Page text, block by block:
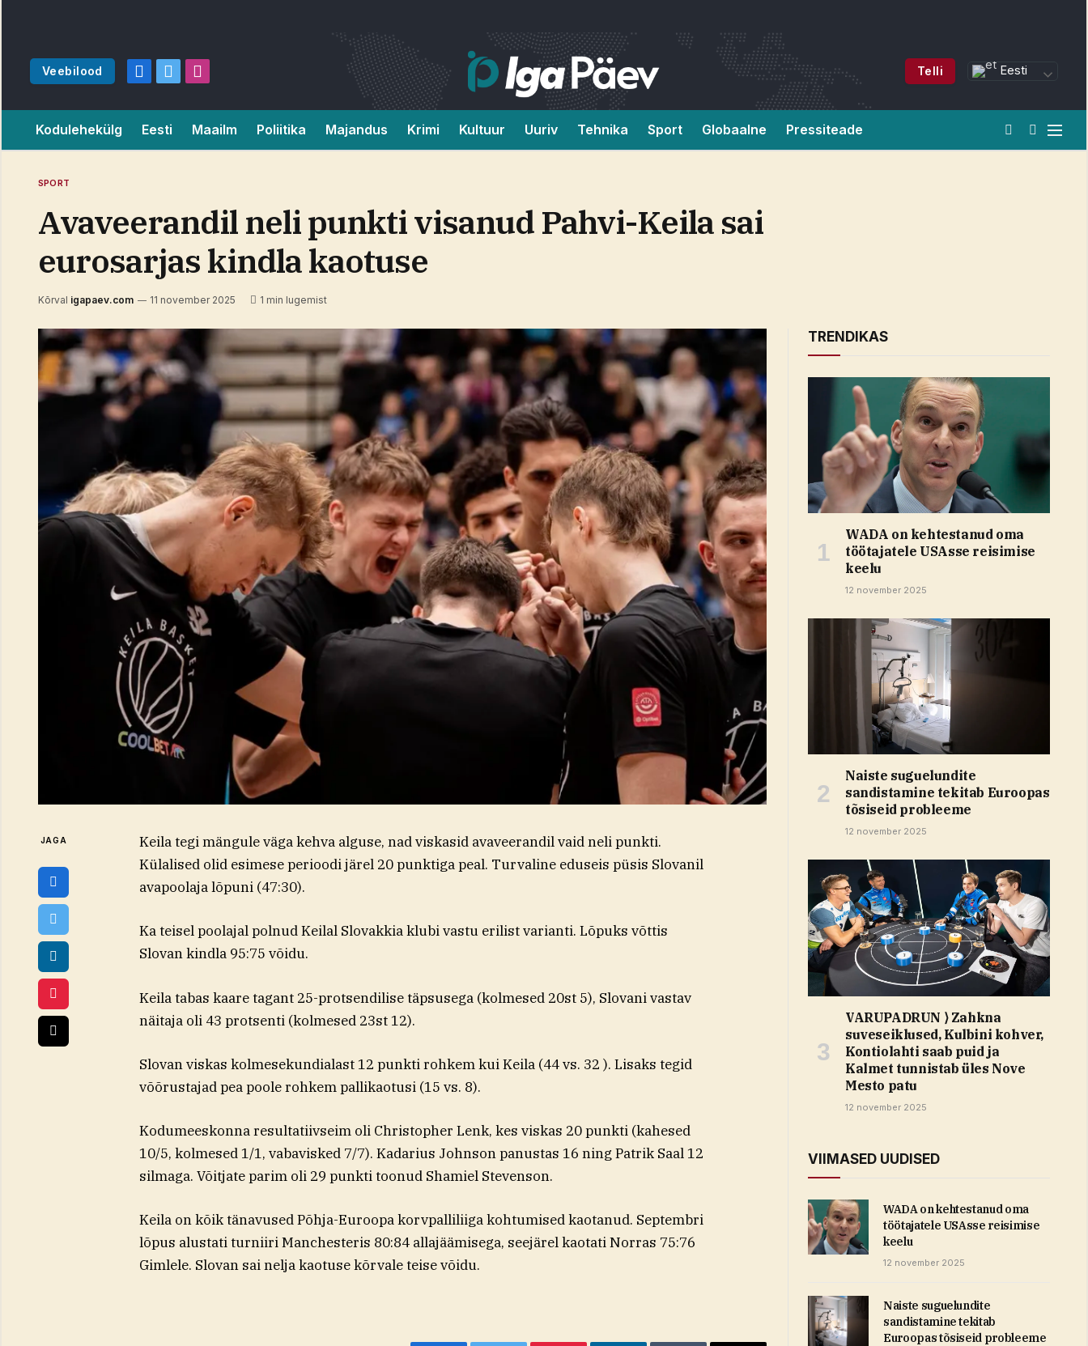
Veebilood
Facebook
X
Instagram
Telli Eesti
Kodulehekülg Eesti Maailm Poliitika Majandus Krimi Kultuur Uuriv Tehnika Sport Globaalne Pressiteade
SPORT
Avaveerandil neli punkti visanud Pahvi-Keila sai
eurosarjas kindla kaotuse
Kõrval igapaev.com 11 november 2025 1 min lugemist
JAGA
Keila tegi mängule väga kehva alguse, nad viskasid avaveerandil vaid neli punkti.
Külalised olid esimese perioodi järel 20 punktiga peal. Turvaline eduseis püsis Slovanil
avapoolaja lõpuni (47:30).
Ka teisel poolajal polnud Keilal Slovakkia klubi vastu erilist varianti. Lõpuks võttis
Slovan kindla 95:75 võidu.
Keila tabas kaare tagant 25-protsendilise täpsusega (kolmesed 20st 5), Slovani vastav
näitaja oli 43 protsenti (kolmesed 23st 12).
Slovan viskas kolmesekundialast 12 punkti rohkem kui Keila (44 vs. 32 ). Lisaks tegid
võõrustajad pea poole rohkem pallikaotusi (15 vs. 8).
Kodumeeskonna resultatiivseim oli Christopher Lenk, kes viskas 20 punkti (kahesed
10/5, kolmesed 1/1, vabavisked 7/7). Kadarius Johnson panustas 16 ning Patrik Saal 12
silmaga. Võitjate parim oli 29 punkti toonud Shamiel Stevenson.
Keila on kõik tänavused Põhja-Euroopa korvpalliliiga kohtumised kaotanud. Septembri
lõpus alustati turniiri Manchesteris 80:84 allajäämisega, seejärel kaotati Norras 75:76
Gimlele. Slovan sai nelja kaotuse kõrvale teise võidu.
TRENDIKAS
WADA on kehtestanud oma
töötajatele USAsse reisimise
keelu
12 november 2025
Naiste suguelundite
sandistamine tekitab Euroopas
tõsiseid probleeme
12 november 2025
VARUPADRUN ⟩ Zahkna
suveseiklused, Kulbini kohver,
Kontiolahti saab puid ja
Kalmet tunnistab üles Nove
Mesto patu
12 november 2025
VIIMASED UUDISED
WADA on kehtestanud oma
töötajatele USAsse reisimise
keelu
12 november 2025
Naiste suguelundite
sandistamine tekitab
Euroopas tõsiseid probleeme